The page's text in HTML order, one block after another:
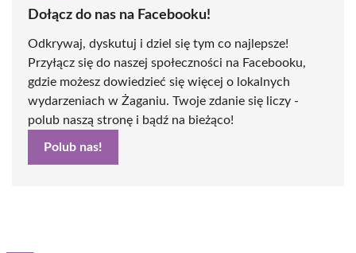
Dołącz do nas na Facebooku!
Odkrywaj, dyskutuj i dziel się tym co najlepsze!
Przyłącz się do naszej społeczności na Facebooku,
gdzie możesz dowiedzieć się więcej o lokalnych
wydarzeniach w Żaganiu. Twoje zdanie się liczy -
polub naszą stronę i bądź na bieżąco!
Polub nas!